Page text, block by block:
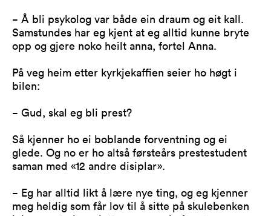
− Å bli psykolog var både ein draum og eit kall.
Samstundes har eg kjent at eg alltid kunne bryte
opp og gjere noko heilt anna, fortel Anna.
På veg heim etter kyrkjekaffien seier ho høgt i
bilen:
− Gud, skal eg bli prest?
Så kjenner ho ei boblande forventning og ei
glede. Og no er ho altså førsteårs prestestudent
saman med «12 andre disiplar».
− Eg har alltid likt å lære nye ting, og eg kjenner
meg heldig som får lov til å sitte på skulebenken